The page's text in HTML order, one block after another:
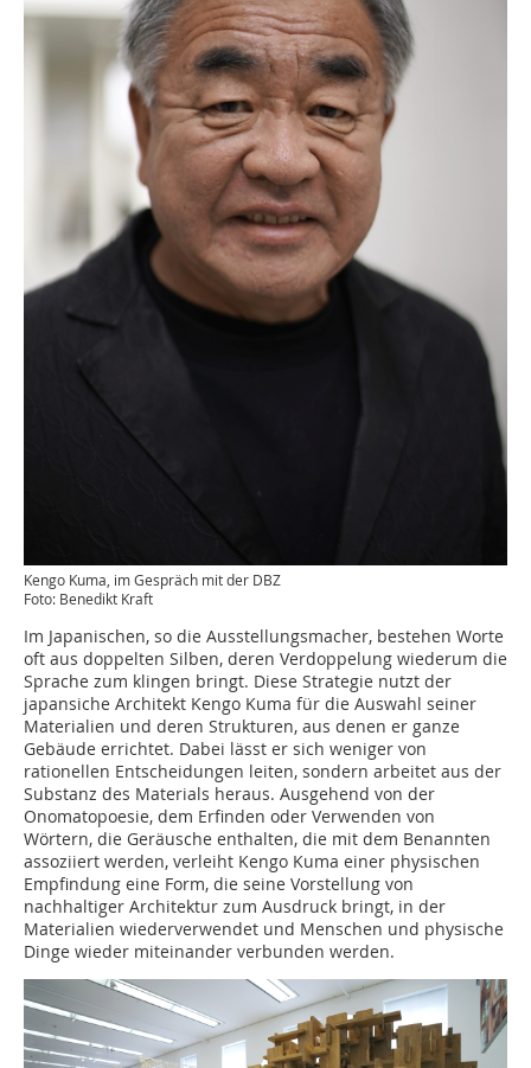
Kengo Kuma, im Gespräch mit der DBZ
Foto: Benedikt Kraft
Im Japanischen, so die Ausstellungsmacher, bestehen Worte
oft aus doppelten Silben, deren Verdoppelung wiederum die
Sprache zum klingen bringt. Diese Strategie nutzt der
japansiche Architekt Kengo Kuma für die Auswahl seiner
Materialien und deren Strukturen, aus denen er ganze
Gebäude errichtet. Dabei lässt er sich weniger von
rationellen Entscheidungen leiten, sondern arbeitet aus der
Substanz des Materials heraus. Ausgehend von der
Onomatopoesie, dem Erfinden oder Verwenden von
Wörtern, die Geräusche enthalten, die mit dem Benannten
assoziiert werden, verleiht Kengo Kuma einer physischen
Empfindung eine Form, die seine Vorstellung von
nachhaltiger Architektur zum Ausdruck bringt, in der
Materialien wiederverwendet und Menschen und physische
Dinge wieder miteinander verbunden werden.